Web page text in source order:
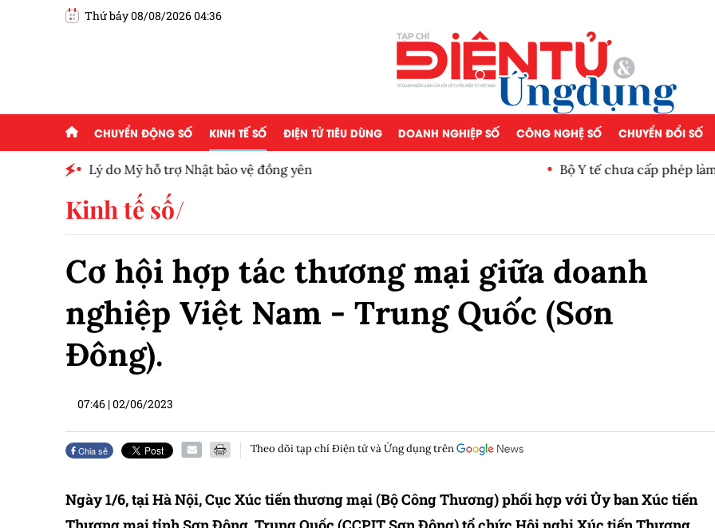
Thứ bảy 08/08/2026 04:36
CHUYỂN ĐỘNG SỐ KINH TẾ SỐ ĐIỆN TỬ TIÊU DÙNG DOANH NGHIỆP SỐ CÔNG NGHỆ SỐ CHUYỂN ĐỔI SỐ
Lý do Mỹ hỗ trợ Nhật bảo vệ đồng yên Bộ Y tế chưa cấp phép làm
Kinh tế số
Cơ hội hợp tác thương mại giữa doanh
nghiệp Việt Nam - Trung Quốc (Sơn
Đông).
07:46 |02/06/2023
Chia sẻ Theo dõi tạp chí Điện tử và Ứng dụng trên
Ngày 1/6, tại Hà Nội, Cục Xúc tiến thương mại (Bộ Công Thương) phối hợp với Ủy ban Xúc tiến